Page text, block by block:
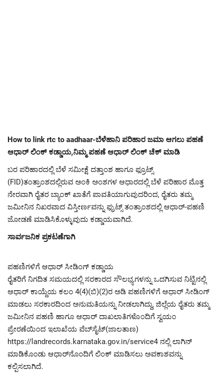
How to link rtc to aadhaar-ಬೆಳೆಹಾನಿ ಪರಿಹಾರ ಜಮಾ ಆಗಲು ಪಹಣೆ
ಆಧಾರ್ ಲಿಂಕ್ ಕಡ್ಡಾಯ,ನಿಮ್ಮ ಪಹಣೆ ಆಧಾರ್ ಲಿಂಕ್ ಚೆಕ್ ಮಾಡಿ
ಬರ ಪರಿಹಾರದಲ್ಲಿ ಬೆಳೆ ಸಮೀಕ್ಷೆ ದತ್ತಾಂಶ ಹಾಗೂ ಫ್ರೂಟ್ಸ್
(FID)ತಂತ್ರಾಂಶದಲ್ಲಿರುವ ಅಂಕಿ ಅಂಶಗಳ ಆಧಾರದಲ್ಲಿ ಬೆಳೆ ಪರಿಹಾರ ಮೊತ್ತ
ನೇರವಾಗಿ ರೈತರ ಬ್ಯಾಂಕ್ ಖಾತೆಗೆ ಪಾವತಿಯಾಗುವುದರಿಂದ, ರೈತರು ತಮ್ಮ
ಜಮೀನಿನ ನಿಖರವಾದ ವಿಸ್ತೀರ್ಣವನ್ನು ಫ್ರುಟ್ಸ್ ತಂತ್ರಾಂಶದಲ್ಲಿ ಆಧಾರ್-ಪಹಣಿ
ಜೋಡಣೆ ಮಾಡಿಸಿಕೊಳ್ಳುವುದು ಕಡ್ಡಾಯವಾಗಿದೆ.
ಸಾರ್ವಜನಿಕ ಪ್ರಕಟಣೆಗಾಗಿ
ಪಹಣಿಗಳಿಗೆ ಆಧಾರ್ ಸೀಡಿಂಗ್ ಕಡ್ಡಾಯ
ರೈತರಿಗೆ ನಿಗದಿತ ಸಮಯದಲ್ಲಿ ಸರಕಾರದ ಸೌಲಭ್ಯಗಳನ್ನು ಒದಗಿಸುವ ನಿಟ್ಟಿನಲ್ಲಿ
ಆಧಾರ್ ಕಾಯ್ದೆಯ ಕಲಂ 4(4)(ಬಿ)(2)ರ ಅಡಿ ಪಹಣಿಗಳಿಗೆ ಆಧಾರ್ ಸೀಡಿಂಗ್
ಮಾಡಲು ಸರಕಾರದಿಂದ ಅನುಮತಿಯನ್ನು ನೀಡಲಾಗಿದ್ದು, ಜಿಲ್ಲೆಯ ರೈತರು ತಮ್ಮ
ಜಮೀನಿನ ಪಹಣಿ ಹಾಗೂ ಆಧಾರ್ ದಾಖಲಾತಿಗಳೊಂದಿಗೆ ಸ್ವಯಂ
ಪ್ರೇರಣೆಯಿಂದ ಇಲಾಖೆಯ ವೆಬ್‌ಸೈಟ್(ಜಾಲತಾಣ)
https://landrecords.karnataka.gov.in/service4 ನಲ್ಲಿ ಲಾಗಿನ್
ಮಾಡಿಕೊಂಡು ಆಧಾರ್‌ನೊಂದಿಗೆ ಲಿಂಕ್ ಮಾಡಿಸಲು ಅವಕಾಶವನ್ನು
ಕಲ್ಪಿಸಲಾಗಿದೆ.